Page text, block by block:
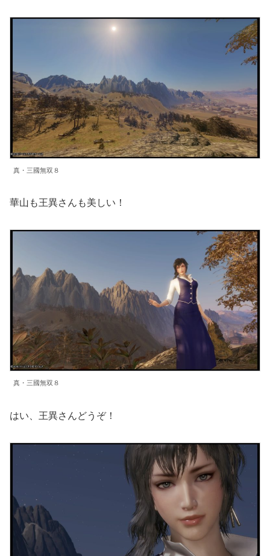
真・三國無双８
華山も王異さんも美しい！
真・三國無双８
はい、王異さんどうぞ！